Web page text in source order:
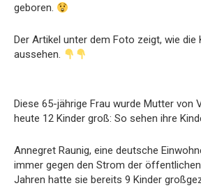
geboren.
Der Artikel unter dem Foto zeigt, wie die
aussehen.
Diese 65-jährige Frau wurde Mutter von
heute 12 Kinder groß: So sehen ihre
Annegret Raunig, eine deutsche
immer gegen den Strom der
Jahren hatte sie bereits 9 Kinder